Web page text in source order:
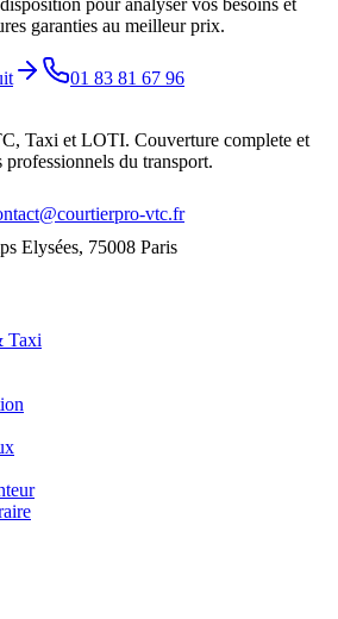
pour analyser vos besoins et
garanties au meilleur prix.
01 83 81 67 96
Taxi et LOTI. Couverture complete et
du transport.
vtc.fr
Elysées, 75008 Paris
Taxi